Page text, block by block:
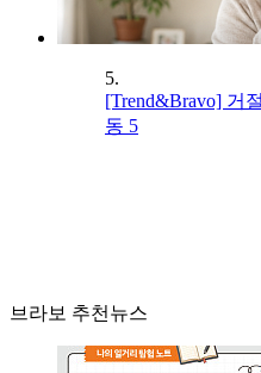
5.
[Trend&Bravo] 거
동 5
브라보 추천뉴스